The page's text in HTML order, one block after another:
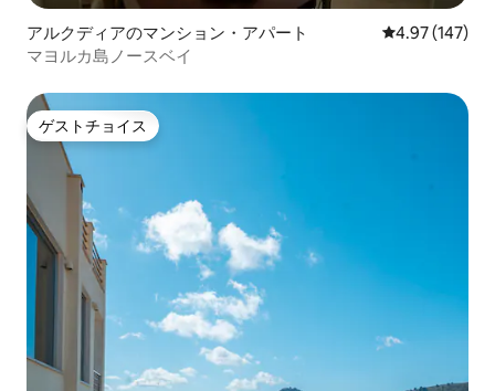
アルクディアのマンション・アパート レビュー147
4.97 (147)
マヨルカ島ノースベイ
ゲストチョイス
ゲストチョイス